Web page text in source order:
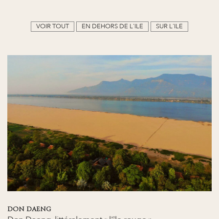
VOIR TOUT EN DEHORS DE L'ILE SUR L'ILE
DON DAENG